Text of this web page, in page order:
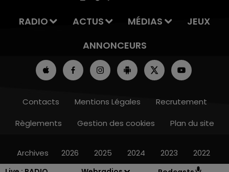
RADIO ACTUS MÉDIAS
JEUX
ANNONCEURS
Contacts Mentions Légales
Recrutement
Règlements
Gestion des cookies Plan du site
Archives 2026 2025 2024 2023 2022